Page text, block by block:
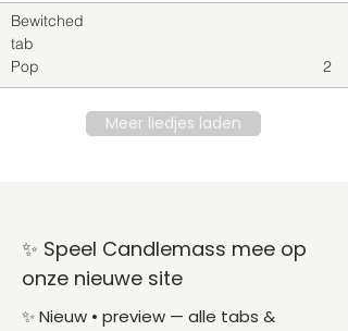
Bewitched
tab
Pop
2
Meer liedjes laden
✨ Speel Candlemass mee op
onze nieuwe site
✨ Nieuw • preview — alle tabs &